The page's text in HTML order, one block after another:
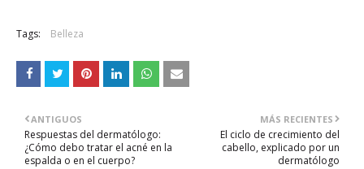
Tags: Belleza
MÁS RECIENTES
El ciclo de crecimiento del
cabello, explicado por un
dermatólogo
ANTIGUOS
Respuestas del dermatólogo:
¿Cómo debo tratar el acné en la
espalda o en el cuerpo?